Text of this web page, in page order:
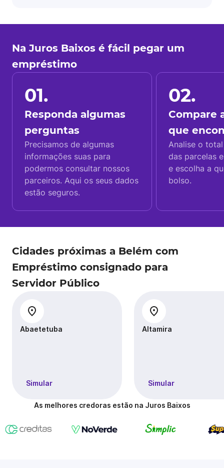
Na Juros Baixos é fácil pegar um
empréstimo
01.
Responda algumas
perguntas
Precisamos de algumas
informações suas para
podermos consultar nossos
parceiros. Aqui os seus dados
estão seguros.
02.
Compare
que
Analise o
das parcelas
e escolha a
bolso.
Cidades próximas a Belém com
Empréstimo consignado para
Servidor Público
Abaetetuba
Simular
Altamira
Simular
As melhores credoras estão na Juros Baixos